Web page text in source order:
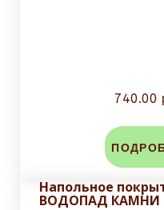
740.00
Напольное
ВОДОПАД КАМНИ